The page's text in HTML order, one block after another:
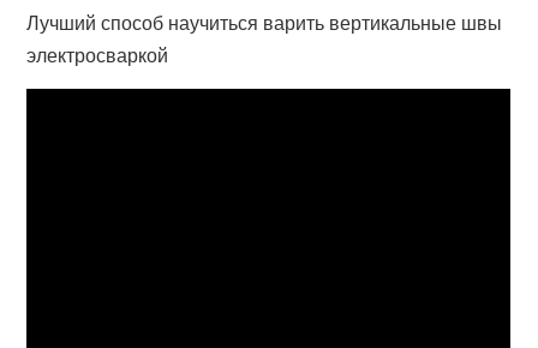
Лучший способ научиться варить вертикальные швы
электросваркой